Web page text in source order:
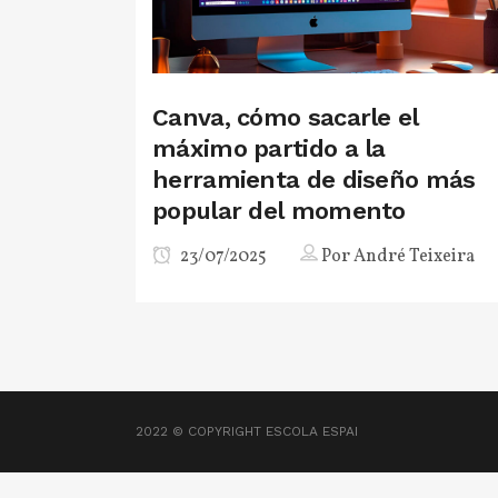
Canva, cómo sacarle el
máximo partido a la
herramienta de diseño más
popular del momento
23/07/2025 PorAndré Teixeira
2022 © COPYRIGHT ESCOLA ESPAI